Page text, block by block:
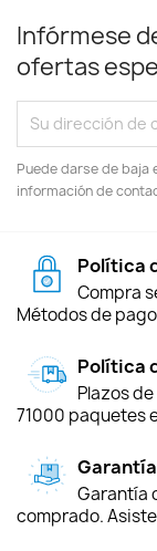
Infórmese
ofertas
Puede darse de baja
información de
Política
Compra
Métodos de
Política
Plazos
71000 paquetes
Garantía
Garantía
comprado.